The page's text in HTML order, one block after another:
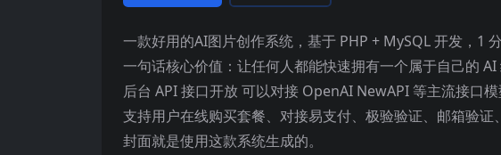
一款好用的AI图片创作系统，基于 PHP + MySQL 开发，1
一句话核心价值：让任何人都能快速拥有一个属于自己的 AI
后台 API 接口开放 可以对接 OpenAI NewAPI 等主流接口模
支持用户在线购买套餐、对接易支付、极验验证、邮箱验证
封面就是使用这款系统生成的。